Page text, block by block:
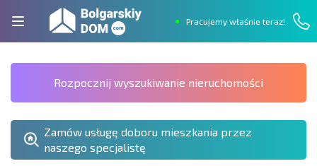
Pracujemy właśnie teraz!
Rozpocznij wyszukiwanie nieruchomości
Zamów usługę doboru mieszkania przez
naszego specjalistę